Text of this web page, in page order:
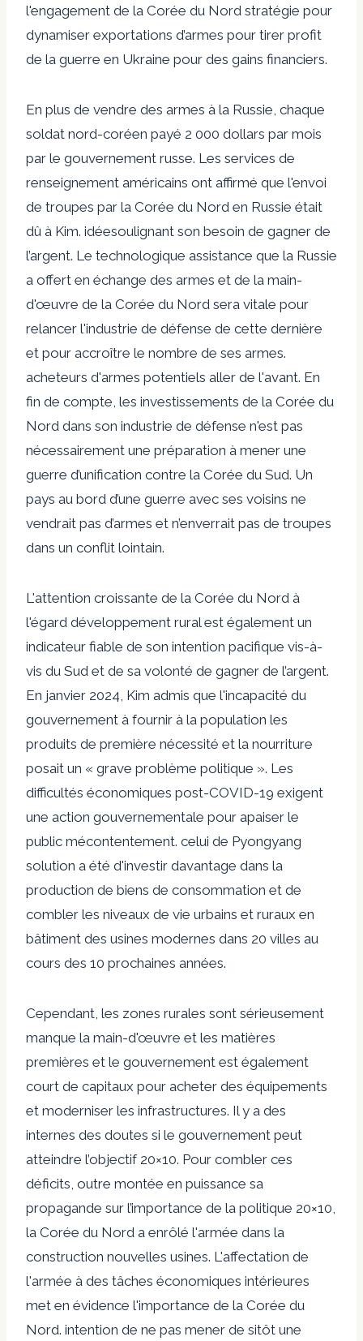
l'engagement de la Corée du Nord stratégie pour
dynamiser exportations d’armes pour tirer profit
de la guerre en Ukraine pour des gains financiers.
En plus de vendre des armes à la Russie, chaque
soldat nord-coréen payé 2 000 dollars par mois
par le gouvernement russe. Les services de
renseignement américains ont affirmé que l'envoi
de troupes par la Corée du Nord en Russie était
dû à Kim. idéesoulignant son besoin de gagner de
l’argent. Le technologique assistance que la Russie
a offert en échange des armes et de la main-
d'œuvre de la Corée du Nord sera vitale pour
relancer l'industrie de défense de cette dernière
et pour accroître le nombre de ses armes.
acheteurs d'armes potentiels aller de l'avant. En
fin de compte, les investissements de la Corée du
Nord dans son industrie de défense n'est pas
nécessairement une préparation à mener une
guerre d’unification contre la Corée du Sud. Un
pays au bord d’une guerre avec ses voisins ne
vendrait pas d’armes et n’enverrait pas de troupes
dans un conflit lointain.
L'attention croissante de la Corée du Nord à
l'égard développement rural est également un
indicateur fiable de son intention pacifique vis-à-
vis du Sud et de sa volonté de gagner de l’argent.
En janvier 2024, Kim admis que l'incapacité du
gouvernement à fournir à la population les
produits de première nécessité et la nourriture
posait un « grave problème politique ». Les
difficultés économiques post-COVID-19 exigent
une action gouvernementale pour apaiser le
public mécontentement. celui de Pyongyang
solution a été d'investir davantage dans la
production de biens de consommation et de
combler les niveaux de vie urbains et ruraux en
bâtiment des usines modernes dans 20 villes au
cours des 10 prochaines années.
Cependant, les zones rurales sont sérieusement
manque la main-d'œuvre et les matières
premières et le gouvernement est également
court de capitaux pour acheter des équipements
et moderniser les infrastructures. Il y a des
internes des doutes si le gouvernement peut
atteindre l’objectif 20×10. Pour combler ces
déficits, outre montée en puissance sa
propagande sur l’importance de la politique 20×10,
la Corée du Nord a enrôlé l'armée dans la
construction nouvelles usines. L'affectation de
l'armée à des tâches économiques intérieures
met en évidence l'importance de la Corée du
Nord. intention de ne pas mener de sitôt une